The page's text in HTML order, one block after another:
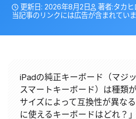
更新日: 2026年8月2日 著者:タカヒ
当記事のリンクには広告が含まれてい
iPadの純正キーボード（マジ
スマートキーボード）は種類
サイズによって互換性が異な
に使えるキーボードはどれ？